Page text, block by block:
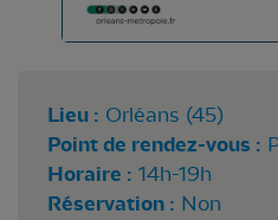
Lieu : Orléans (45)
Point de rendez-vous :
Horaire : 14h-19h
Réservation : Non